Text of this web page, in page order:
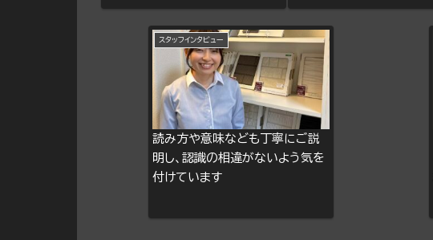
スタッフインタビュー
読み方や意味なども丁寧にご説
明し、認識の相違がないよう気を
付けています